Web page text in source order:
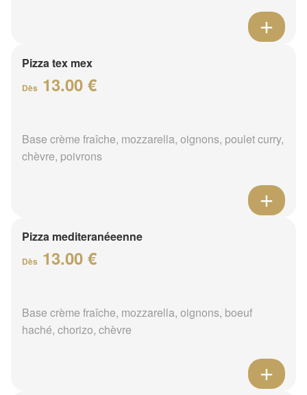
Pizza tex mex
Dès 13.00 €
Base crème fraîche, mozzarella, oignons, poulet curry,
chèvre, poivrons
Pizza mediteranéeenne
Dès 13.00 €
Base crème fraîche, mozzarella, oignons, boeuf
haché, chorizo, chèvre